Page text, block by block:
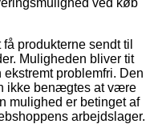
produkterne sendt til
Muligheden bliver tit
problemfri. Den
ikke benægtes at være
mulighed er betinget af
arbejdslager.